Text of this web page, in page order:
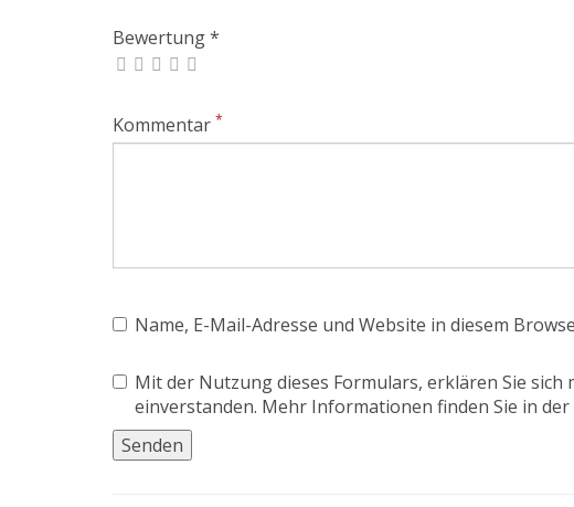
Bewertung *
Kommentar *
Name, E-Mail-Adresse und Website in diesem
Mit der Nutzung dieses Formulars, erklären Sie
einverstanden. Mehr Informationen finden Sie in der